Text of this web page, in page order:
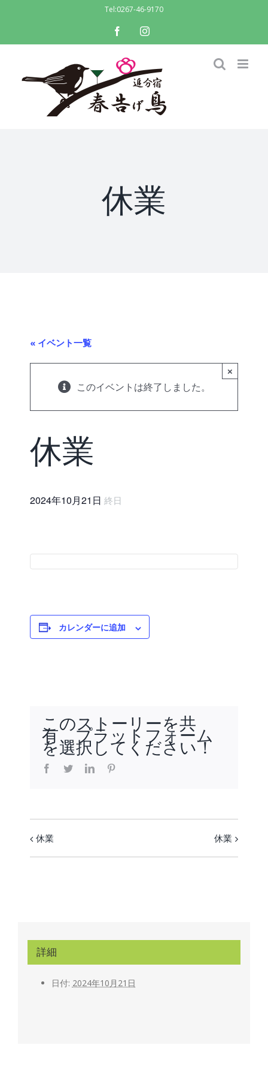
content
Tel:0267-46-9170
facebookinstagram
休業
« イベント一覧
×
このイベントは終了しました。
休業
2024年10月21日 終日
カレンダーに追加
このストーリーを共
有、プラットフォーム
を選択してください！
facebook
twitterlinkedin
イ
ベ
ビ
ゲ
休業 休業
詳細
日付: 2024年10月21日